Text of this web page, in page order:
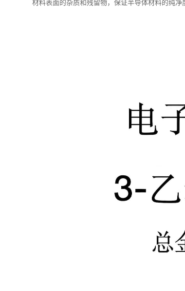
材料表面的杂质和残留物，保证半导体材料的纯净